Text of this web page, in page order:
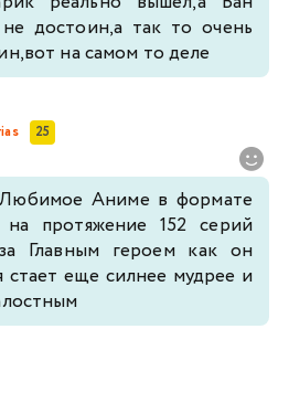
достоин,а так то очень
на самом то деле
25
Аниме в формате
протяжение 152 серий
Главным героем как он
стает еще силнее мудрее и